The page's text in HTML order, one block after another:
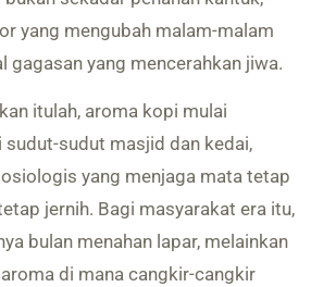
yang mengubah malam-malam
gagasan yang mencerahkan jiwa.
itulah, aroma kopi mulai
sudut-sudut masjid dan kedai,
yang menjaga mata tetap
jernih. Bagi masyarakat era itu,
bulan menahan lapar, melainkan
di mana cangkir-cangkir